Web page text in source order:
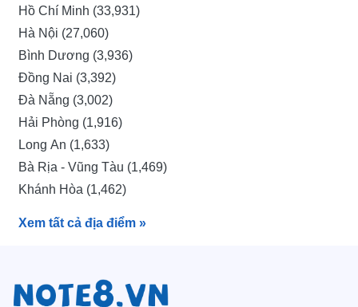
Tổng lương
240 - 360 triệu
Lương cơ bản
260 - 390 triệu
260 M
130 M
Nhân Viên Kinh Doanh Phần Mềm (203)
Giám sát bán hàng (197)
Thực tập sinh quản lý khách hàng (197)
Kỹ sư (197)
Kế toán thanh toán (189)
Quản lý sản xuất (187)
Kỹ Sư Dự Toán (184)
Nhân viên xuất nhập khẩu (180)
Nhân viên chăm sóc khách hàng (179)
Kiểm soát viên (179)
Hồ Chí Minh (33,931)
Hà Nội (27,060)
Bình Dương (3,936)
Đồng Nai (3,392)
Đà Nẵng (3,002)
Hải Phòng (1,916)
Long An (1,633)
Bà Rịa - Vũng Tàu (1,469)
Khánh Hòa (1,462)
Kiên Giang (1,332)
Quảng Ninh (944)
Tây Ninh (940)
Xem tất cả địa điểm »